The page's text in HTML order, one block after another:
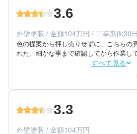
50代/男性/一戸建て
築年数：18年
3.6
外壁塗装 / 金額104万円 / 工事期間30日
色の提案から押し売りせずに、こちらの
れた。細かな事まで確認してから作業し
すべて見る
満足度 4
50代/男性/一戸建て
築年数：10年
3.3
外壁塗装 / 金額104万円